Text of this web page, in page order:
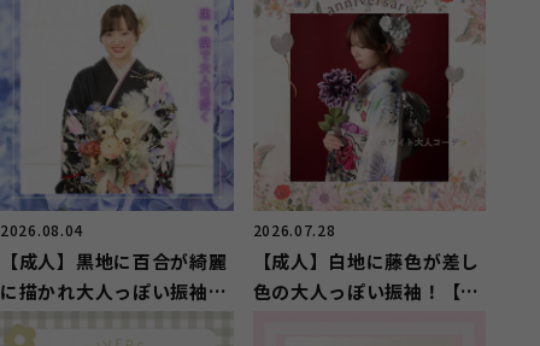
2026.08.04
【成人】黒地に百合が綺麗
に描かれ大人っぽい振袖
【葵区】
2026.07.28
【成人】白地に藤色が差し
色の大人っぽい振袖！【駿